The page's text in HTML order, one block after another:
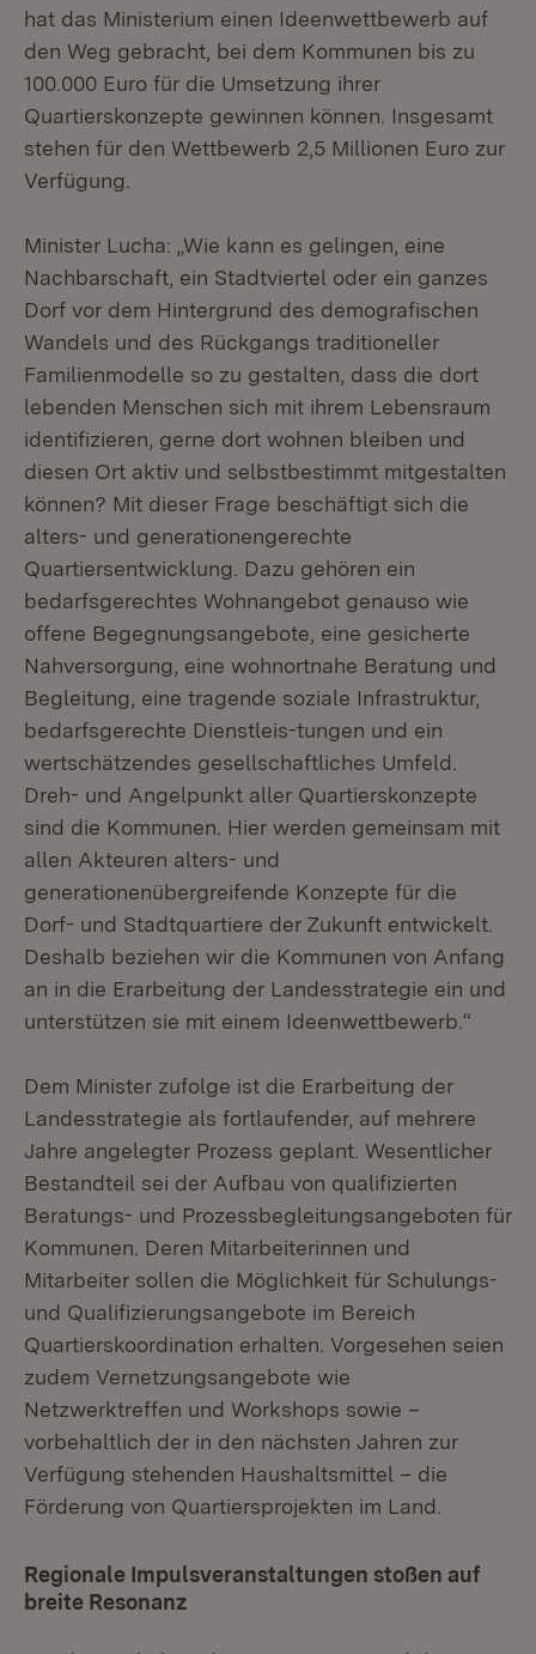
hat das Ministerium einen Ideenwettbewerb auf
den Weg gebracht, bei dem Kommunen bis zu
100.000 Euro für die Umsetzung ihrer
Quartierskonzepte gewinnen können. Insgesamt
stehen für den Wettbewerb 2,5 Millionen Euro zur
Verfügung.
Minister Lucha: „Wie kann es gelingen, eine
Nachbarschaft, ein Stadtviertel oder ein ganzes
Dorf vor dem Hintergrund des demografischen
Wandels und des Rückgangs traditioneller
Familienmodelle so zu gestalten, dass die dort
lebenden Menschen sich mit ihrem Lebensraum
identifizieren, gerne dort wohnen bleiben und
diesen Ort aktiv und selbstbestimmt mitgestalten
können? Mit dieser Frage beschäftigt sich die
alters- und generationengerechte
Quartiersentwicklung. Dazu gehören ein
bedarfsgerechtes Wohnangebot genauso wie
offene Begegnungsangebote, eine gesicherte
Nahversorgung, eine wohnortnahe Beratung und
Begleitung, eine tragende soziale Infrastruktur,
bedarfsgerechte Dienstleis-tungen und ein
wertschätzendes gesellschaftliches Umfeld.
Dreh- und Angelpunkt aller Quartierskonzepte
sind die Kommunen. Hier werden gemeinsam mit
allen Akteuren alters- und
generationenübergreifende Konzepte für die
Dorf- und Stadtquartiere der Zukunft entwickelt.
Deshalb beziehen wir die Kommunen von Anfang
an in die Erarbeitung der Landesstrategie ein und
unterstützen sie mit einem Ideenwettbewerb.“
Dem Minister zufolge ist die Erarbeitung der
Landesstrategie als fortlaufender, auf mehrere
Jahre angelegter Prozess geplant. Wesentlicher
Bestandteil sei der Aufbau von qualifizierten
Beratungs- und Prozessbegleitungsangeboten für
Kommunen. Deren Mitarbeiterinnen und
Mitarbeiter sollen die Möglichkeit für Schulungs-
und Qualifizierungsangebote im Bereich
Quartierskoordination erhalten. Vorgesehen seien
zudem Vernetzungsangebote wie
Netzwerktreffen und Workshops sowie –
vorbehaltlich der in den nächsten Jahren zur
Verfügung stehenden Haushaltsmittel – die
Förderung von Quartiersprojekten im Land.
Regionale Impulsveranstaltungen stoßen auf
breite Resonanz